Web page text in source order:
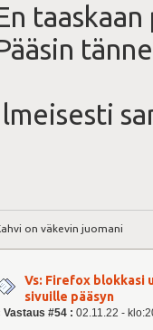
on väkevin juomani
Vs: Firefox blokkasi
sivuille pääsyn
Vastaus #54 : 02.11.22 -